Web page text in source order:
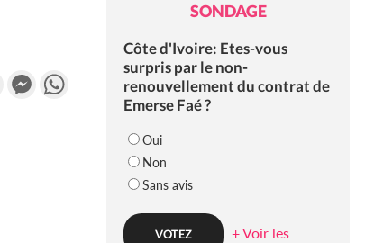
Gmail MessengerWhatsApp
SONDAGE
Côte d'Ivoire: Etes-vous
surpris par le non-
renouvellement du contrat de
Emerse Faé ?
Oui
Non
Sans avis
+ Voir les